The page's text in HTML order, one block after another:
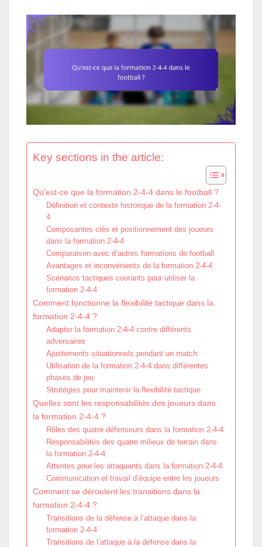
Key sections in the article:
Qu’est-ce que la formation 2-4-4 dans le football ?
Définition et contexte historique de la formation 2-4-
4
Composantes clés et positionnement des joueurs
dans la formation 2-4-4
Comparaison avec d’autres formations de football
Avantages et inconvénients de la formation 2-4-4
Scénarios tactiques courants pour utiliser la
formation 2-4-4
Comment fonctionne la flexibilité tactique dans la
formation 2-4-4 ?
Adapter la formation 2-4-4 contre différents
adversaires
Ajustements situationnels pendant un match
Utilisation de la formation 2-4-4 dans différentes
phases de jeu
Stratégies pour maintenir la flexibilité tactique
Quelles sont les responsabilités des joueurs dans
la formation 2-4-4 ?
Rôles des quatre défenseurs dans la formation 2-4-4
Responsabilités des quatre milieux de terrain dans
la formation 2-4-4
Attentes pour les attaquants dans la formation 2-4-4
Communication et travail d’équipe entre les joueurs
Comment se déroulent les transitions dans la
formation 2-4-4 ?
Transitions de la défense à l’attaque dans la
formation 2-4-4
Transitions de l’attaque à la défense dans la